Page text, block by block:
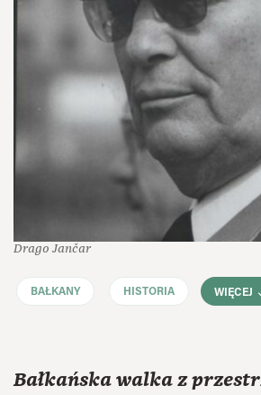
Drago Jančar
BAŁKANY HISTORIA WIĘCEJ
Bałkańska walka z